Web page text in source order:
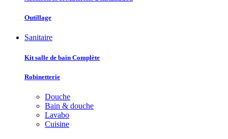
Outillage
Sanitaire
Kit salle de bain Complète
Robinetterie
Douche
Bain & douche
Lavabo
Cuisine